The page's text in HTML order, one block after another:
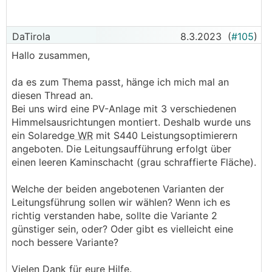
DaTirola 8.3.2023 (#105)
Hallo zusammen,
da es zum Thema passt, hänge ich mich mal an
diesen Thread an.
Bei uns wird eine PV-Anlage mit 3 verschiedenen
Himmelsausrichtungen montiert. Deshalb wurde uns
ein Solaredge WR mit S440 Leistungsoptimierern
angeboten. Die Leitungsaufführung erfolgt über
einen leeren Kaminschacht (grau schraffierte Fläche).
Welche der beiden angebotenen Varianten der
Leitungsführung sollen wir wählen? Wenn ich es
richtig verstanden habe, sollte die Variante 2
günstiger sein, oder? Oder gibt es vielleicht eine
noch bessere Variante?
Vielen Dank für eure Hilfe.